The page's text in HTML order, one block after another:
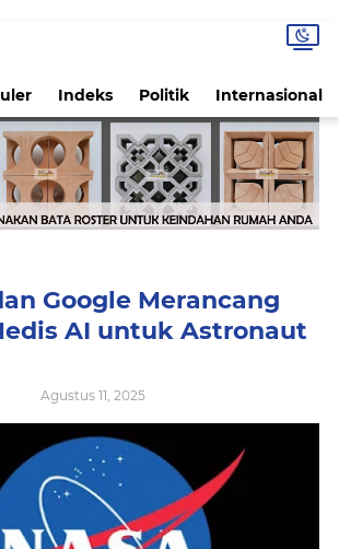
Indeks Politik Internasional
Google Merancang
AI untuk Astronaut
Agustus 11, 2025